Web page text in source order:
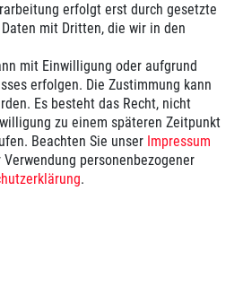
erfolgt erst durch gesetzte
mit Dritten, die wir in den
mit Einwilligung oder aufgrund
erfolgen. Die Zustimmung kann
Es besteht das Recht, nicht
zu einem späteren Zeitpunkt
Beachten Sie unser Impressum
personenbezogener
.
Zahlungsmöglichkeiten: